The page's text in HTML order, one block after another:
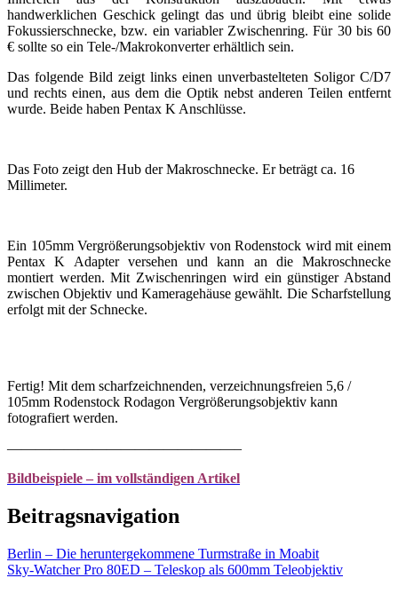
handwerklichen Geschick gelingt das und übrig bleibt eine solide
Fokussierschnecke, bzw. ein variabler Zwischenring. Für 30 bis 60
€ sollte so ein Tele-/Makrokonverter erhältlich sein.
Das folgende Bild zeigt links einen unverbastelteten Soligor C/D7
und rechts einen, aus dem die Optik nebst anderen Teilen entfernt
wurde. Beide haben Pentax K Anschlüsse.
Das Foto zeigt den Hub der Makroschnecke. Er beträgt ca. 16
Millimeter.
Ein 105mm Vergrößerungsobjektiv von Rodenstock wird mit einem
Pentax K Adapter versehen und kann an die Makroschnecke
montiert werden. Mit Zwischenringen wird ein günstiger Abstand
zwischen Objektiv und Kameragehäuse gewählt. Die Scharfstellung
erfolgt mit der Schnecke.
Fertig! Mit dem scharfzeichnenden, verzeichnungsfreien 5,6 /
105mm Rodenstock Rodagon Vergrößerungsobjektiv kann
fotografiert werden.
————————————————–
Bildbeispiele – im vollständigen Artikel
Beitragsnavigation
Berlin – Die heruntergekommene Turmstraße in Moabit
Sky-Watcher Pro 80ED – Teleskop als 600mm Teleobjektiv